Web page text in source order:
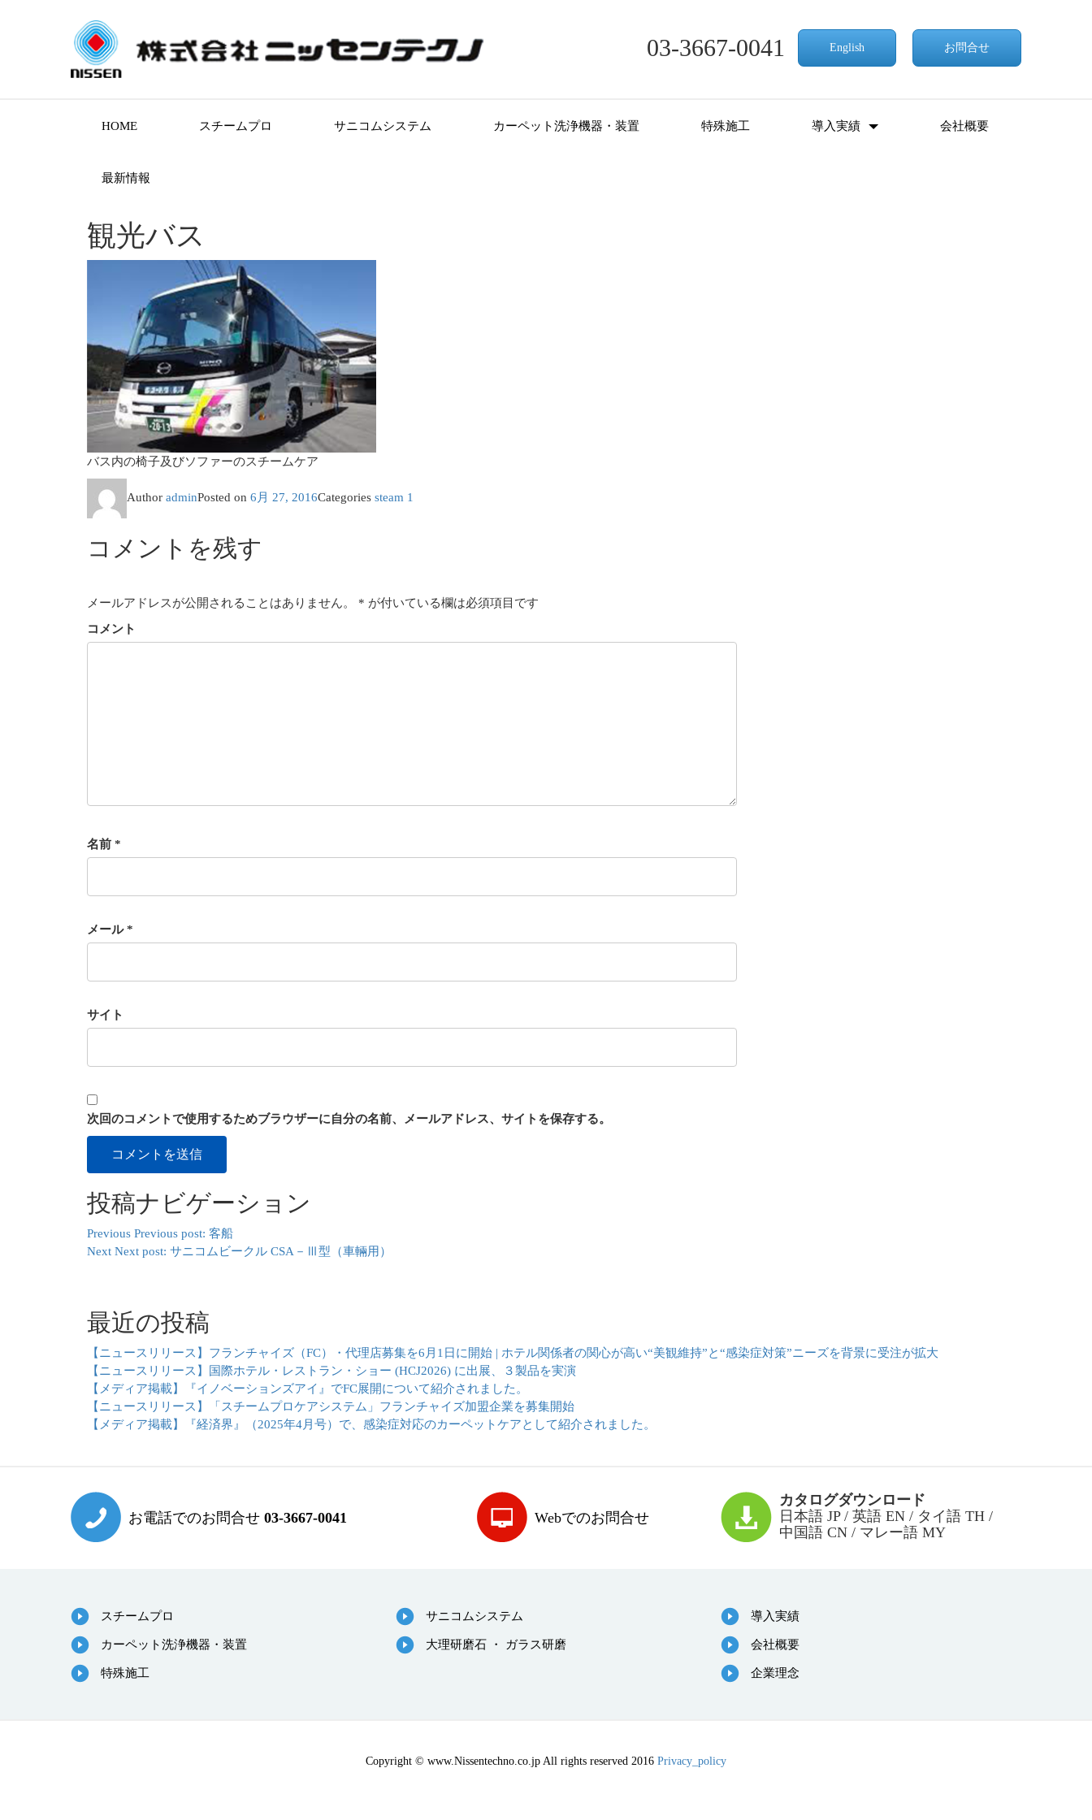
03-3667-0041 English お問合せ
HOME スチームプロ サニコムシステム カーペット洗浄機器・装置 特殊施工 導入実績 会社概要
最新情報
観光バス
バス内の椅子及びソファーのスチームケア
Author adminPosted on 6月 27, 2016Categories steam 1
コメントを残す
メールアドレスが公開されることはありません。 * が付いている欄は必須項目です
コメント
名前 *
メール*
サイト
次回のコメントで使用するためブラウザーに自分の名前、メールアドレス、サイトを保存する。
投稿ナビゲーション
Previous Previous post: 客船
Next Next post: サニコムビークル CSA－Ⅲ型（車輛用）
最近の投稿
【ニュースリリース】フランチャイズ（FC）・代理店募集を6月1日に開始 | ホテル関係者の関心が高い“美観維持”と“感染症対策”ニーズを背景に受注が拡大
【ニュースリリース】国際ホテル・レストラン・ショー (HCJ2026) に出展、３製品を実演
【メディア掲載】『イノベーションズアイ』でFC展開について紹介されました。
【ニュースリリース】「スチームプロケアシステム」フランチャイズ加盟企業を募集開始
【メディア掲載】『経済界』（2025年4月号）で、感染症対応のカーペットケアとして紹介されました。
お電話でのお問合せ 03-3667-0041 Webでのお問合せ
カタログダウンロード
日本語 JP / 英語 EN / タイ語 TH /
中国語 CN / マレー語 MY
スチームプロ
カーペット洗浄機器・装置
特殊施工
サニコムシステム
大理研磨石 ・ ガラス研磨
導入実績
会社概要
企業理念
Copyright © www.Nissentechno.co.jp All rights reserved 2016 Privacy_policy